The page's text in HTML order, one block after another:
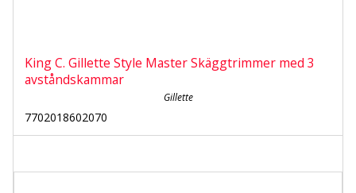
King C. Gillette Style Master Skäggtrimmer med 3
avståndskammar
Gillette
7702018602070